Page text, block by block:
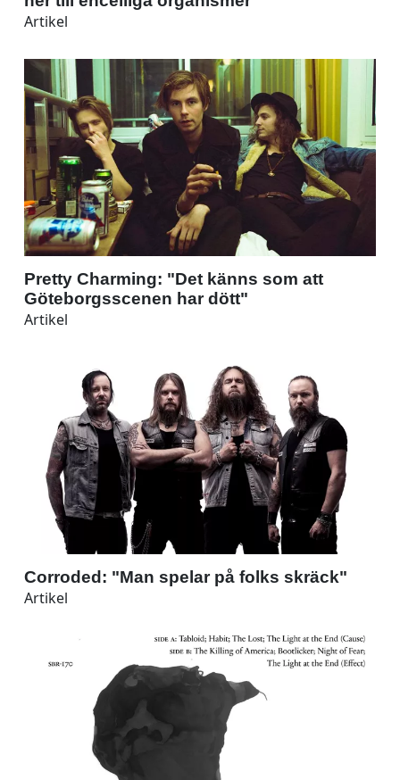
Artikel
Pretty Charming: "Det känns som att
Göteborgsscenen har dött"
Artikel
Corroded: "Man spelar på folks skräck"
Artikel